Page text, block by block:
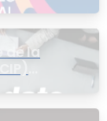
de la